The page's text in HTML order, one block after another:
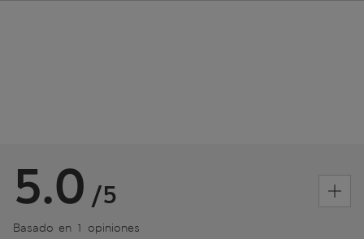
5.0 /5
Basado en 1 opiniones